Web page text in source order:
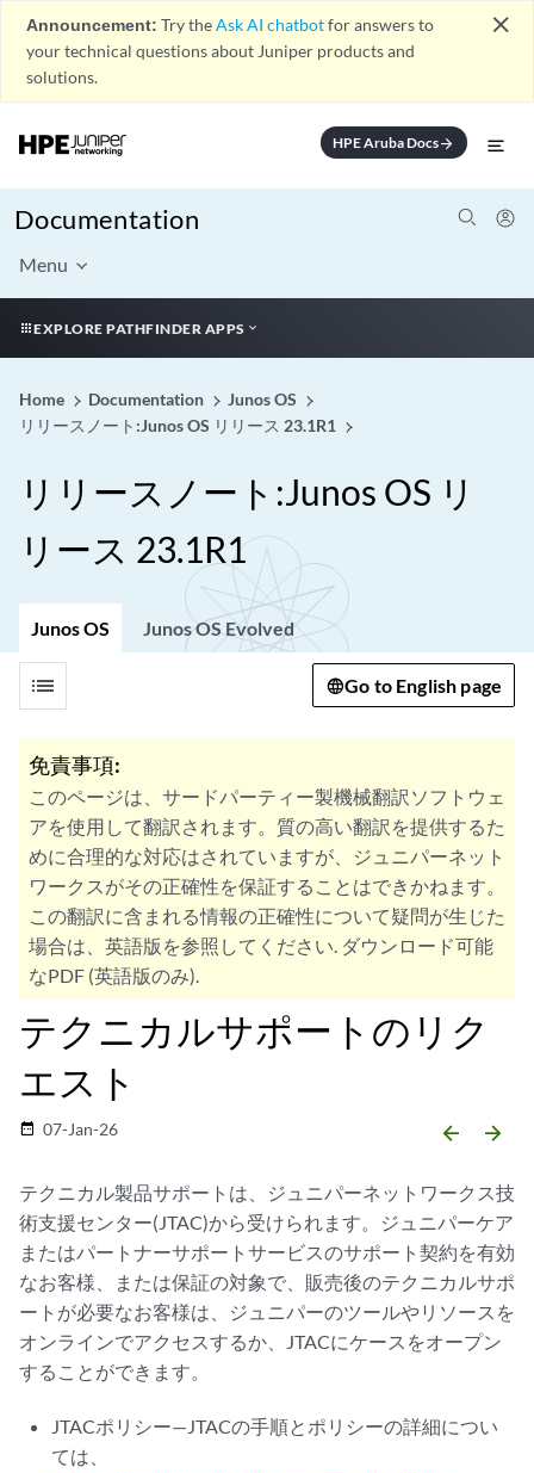
Announcement: Try theAsk AI chatbotfor answers to
your technical questions about Juniper products and
solutions.
close
HPE Aruba Docsarrow_forward
Documentation
Menu
EXPLORE PATHFINDER APPS
Home Documentation
Junos OS
リリースノート:Junos OS リリース 23.1R1
リリースノート:Junos OS リ
リース 23.1R1
Junos OS Junos OS Evolved
list Go to English page
免責事項:
このページは、サードパーティー製機械翻訳ソフトウェ
アを使用して翻訳されます。質の高い翻訳を提供するた
めに合理的な対応はされていますが、ジュニパーネット
ワークスがその正確性を保証することはできかねます。
この翻訳に含まれる情報の正確性について疑問が生じた
場合は、英語版を参照してください. ダウンロード可能
なPDF (英語版のみ).
テクニカルサポートのリク
エスト
date_range 07-Jan-26 arrow_backward arrow_forward
テクニカル製品サポートは、ジュニパーネットワークス技
術支援センター(JTAC)から受けられます。ジュニパーケア
またはパートナーサポートサービスのサポート契約を有効
なお客様、または保証の対象で、販売後のテクニカルサポ
ートが必要なお客様は、ジュニパーのツールやリソースを
オンラインでアクセスするか、JTACにケースをオープン
することができます。
JTACポリシー—JTACの手順とポリシーの詳細につい
ては、